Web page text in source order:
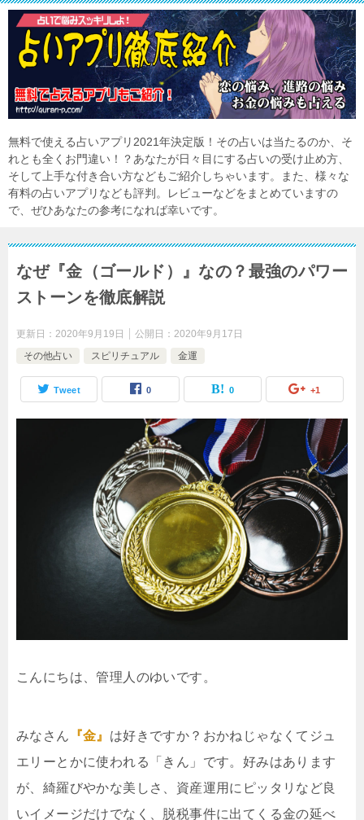
無料で使える占いアプリ2021年決定版！その占いは当たるのか、そ
れとも全くお門違い！？あなたが日々目にする占いの受け止め方、
そして上手な付き合い方などもご紹介しちゃいます。また、様々な
有料の占いアプリなども評判。レビューなどをまとめていますの
で、ぜひあなたの参考になれば幸いです。
なぜ『金（ゴールド）』なの？最強のパワー
ストーンを徹底解説
更新日： 2020年9月19日 公開日： 2020年9月17日
その他占い
スピリチュアル 金運
Tweet 0 0 +1
こんにちは、管理人のゆいです。
みなさん 『金』 は好きですか？おかねじゃなくてジュ
エリーとかに使われる「きん」です。好みはあります
が、綺羅びやかな美しさ、資産運用にピッタリなど良
いイメージだけでなく、脱税事件に出てくる金の延べ